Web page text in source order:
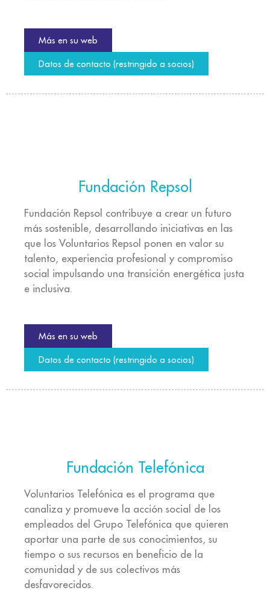
Más en su web
Datos de contacto (restringido a socios)
Fundación Repsol
Fundación Repsol contribuye a crear un futuro
más sostenible, desarrollando iniciativas en las
que los Voluntarios Repsol ponen en valor su
talento, experiencia profesional y compromiso
social impulsando una transición energética justa
e inclusiva.
Más en su web
Datos de contacto (restringido a socios)
Fundación Telefónica
Voluntarios Telefónica es el programa que
canaliza y promueve la acción social de los
empleados del Grupo Telefónica que quieren
aportar una parte de sus conocimientos, su
tiempo o sus recursos en beneficio de la
comunidad y de sus colectivos más
desfavorecidos.